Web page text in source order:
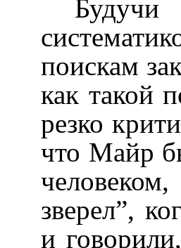
поискам
как такой
резко
что Майр
зверел”,
и